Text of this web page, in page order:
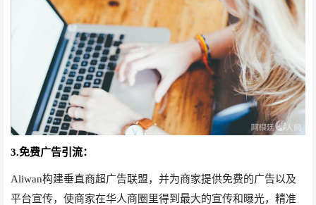
3.免费广告引流：
Aliwan构建垂直商超广告联盟，并为商家提供免费的广告以及
平台宣传，使商家在华人商圈里得到最大的宣传和曝光，精准